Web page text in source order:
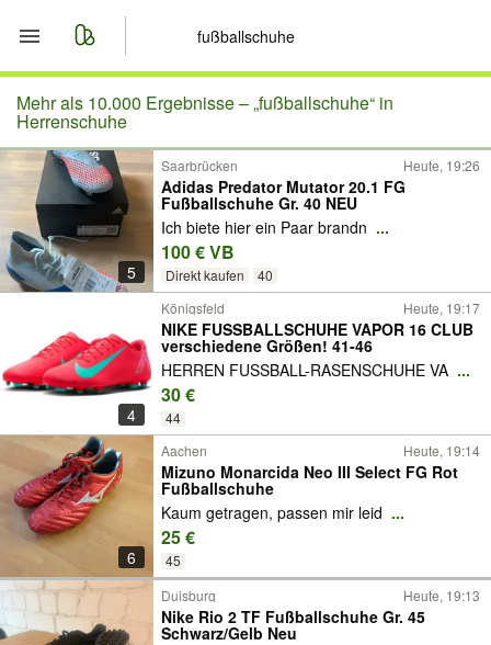
Start
Merkliste
Nachrichten
Anzeige aufgeben
Mehr als 10.000 Ergebnisse –„fußballschuhe“ in
Herrenschuhe
5
Saarbrücken Heute, 19:26
Adidas Predator Mutator 20.1 FG
Fußballschuhe Gr. 40 NEU
Ich biete hier ein Paar brandn ...
100 € VB
Direkt kaufen 40
4
Königsfeld Heute, 19:17
NIKE FUSSBALLSCHUHE VAPOR 16 CLUB
verschiedene Größen! 41-46
HERREN FUSSBALL-RASENSCHUHE VA ...
30 €
44
6
Aachen Heute, 19:14
Mizuno Monarcida Neo III Select FG Rot
Fußballschuhe
Kaum getragen, passen mir leid ...
25 €
45
Duisburg Heute, 19:13
Nike Rio 2 TF Fußballschuhe Gr. 45
Schwarz/Gelb Neu